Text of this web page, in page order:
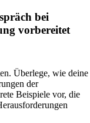
bei
vorbereitet
Überlege, wie deine
der
Beispiele vor, die